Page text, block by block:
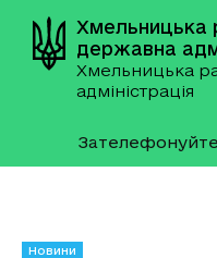
Хмельницька
державна
Хмельницька
адміністрація
Новини